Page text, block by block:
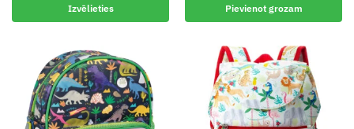
Izvēlieties Pievienot grozam